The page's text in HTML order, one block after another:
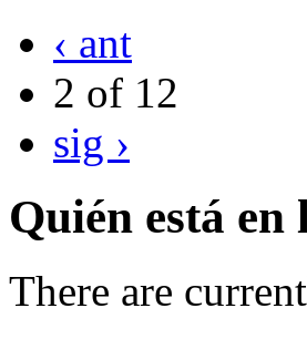
‹ ant
2 of 12
sig ›
Quién está en
There are